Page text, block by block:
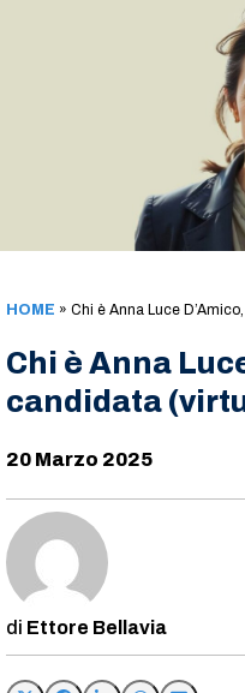
HOME » Chi è Anna Luce
Chi è Anna
candidata
20 Marzo 2025
Ettore Bellavia